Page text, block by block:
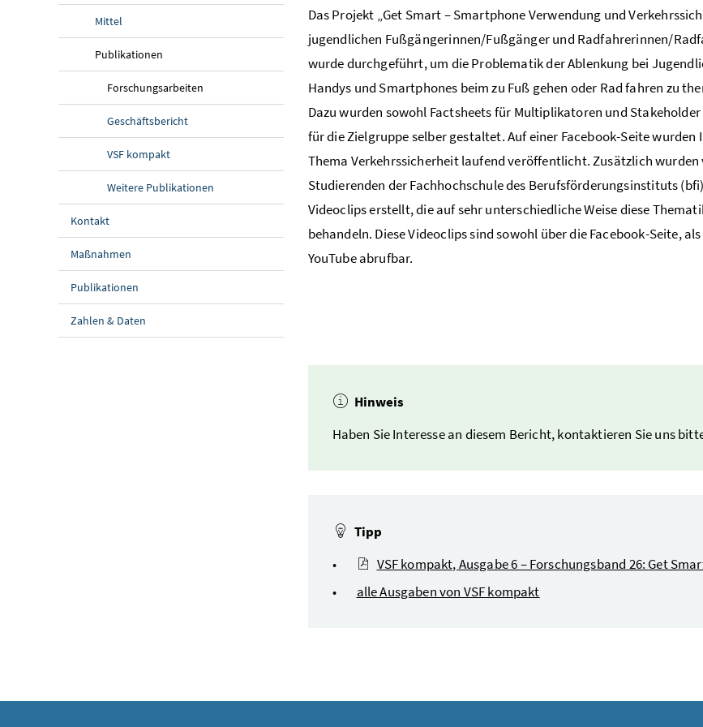
Mittel
Publikationen
Forschungsarbeiten
Geschäftsbericht
VSF kompakt
Weitere Publikationen
Kontakt
Maßnahmen
Publikationen
Zahlen & Daten
Das Projekt „Get Smart – SmartphoneVerwendung und
jugendlichen Fußgängerinnen/Fußgänger und Radfahrerinnen/
wurde durchgeführt, um die Problematik der Ablenkung bei
Handys und Smartphones beim zu Fuß gehen oder Rad fahren zu
Dazu wurden sowohl Factsheetsfür Multiplikatoren und Stakeholder
für die Zielgruppe selber gestaltet. Auf einer Facebook-Seite wurden
Thema Verkehrssicherheit laufend veröffentlicht. Zusätzlich wurden
Studierenden der Fachhochschule des Berufsförderungsinstituts
Videoclips erstellt, die auf sehr unterschiedliche Weise diese
behandeln. Diese Videoclips sind sowohl über dieFacebook-Seite,
YouTubeabrufbar.
Hinweis
Haben Sie Interesse an diesem Bericht, kontaktieren Sie uns
Tipp
VSF kompakt, Ausgabe 6 – Forschungsband 26: Get
alle Ausgaben von VSF kompakt